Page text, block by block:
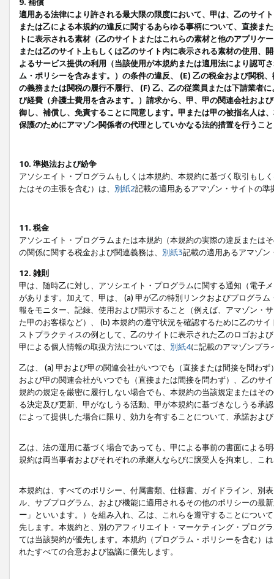
9. 補償
適用ある法律により許される最大限の限度において、甲は、乙のサイ
または乙による本規約の違反に関するあらゆる事柄について、直接ま
トに表示される素材（乙のサイトまたはこれらの素材と他のアプリ
または乙のサイト上もしくは乙のサイト内に表示される素材の使用、
よるサービス提供の利用（当該使用が本規約または適用法により認可
ム・ポリシーを含みます。）の条件の違反、 (E) 乙の税金および関税
の義務または関税の履行不履行、 (F) 乙、乙の従業員または下請業者
び経費（弁護士費用を含みます。）請求から、甲、甲の関連会社およ
御し、補償し、免責することに同意します。甲または甲の被指名人は
保護のためにアマゾン関係者の代理としていかなる法的措置を行うこ
10. 準拠法および紛争
アソシエイト・プログラムもしくは本規約、本規約に基づく取引もし
たはその主張を含む）は、 別紙2記載の適用あるアマゾン・サイトの
11. 税金
アソシエイト・プログラムまたは本規約（本規約の実際の違反または
の関係に関する税金および関連義務は、 別紙3記載の適用あるアマゾン
12. 雑則
甲は、随時乙に対し、アソシエイト・プログラムに関する通知（電子
があります。加えて、甲は、 (a) 甲が乙の特別リンクおよびプログラ
報をモニター、記録、使用および開示すること（例えば、アマゾン・
た甲のお客様など）、 (b) 本規約の遵守状況を確認するために乙のサ
ストプラクティスの例として、乙のサイトに表示された乙のロゴおよ
甲による個人情報の取扱方法については、 別紙4に記載のアマゾンプ
乙は、 (a) 甲および甲の関連会社がいつでも（直接または間接を問わ
および甲の関連会社がいつでも（直接または間接を問わず）、乙のサ
規約の規定を厳密に履行しない場合でも、本規約の当該規定またはそ
る決定及び更新、甲がなしうる活動、甲が本規約に基づきなしうる承
によって提供した場合に限り、効力を有することについて、承諾およ
乙は、法の運用に基づく場合であっても、甲による事前の書面による
規約は両当事者およびそれぞれの承継人ならびに譲受人を拘束し、こ
本規約は、すべてのポリシー、付属書類、仕様書、ガイドライン、別
ル、サブプログラム、および機能に適用されるその他のポリシーの最
ー 」といいます。）を組み入れ、乙は、これらを遵守することにつ
先します。本規約と、別のアフィリエイト・マーケティング・プログ
ては当該契約が優先します。本規約（プログラム・ポリシーを含む）
れたすべての合意および協議に優先します。